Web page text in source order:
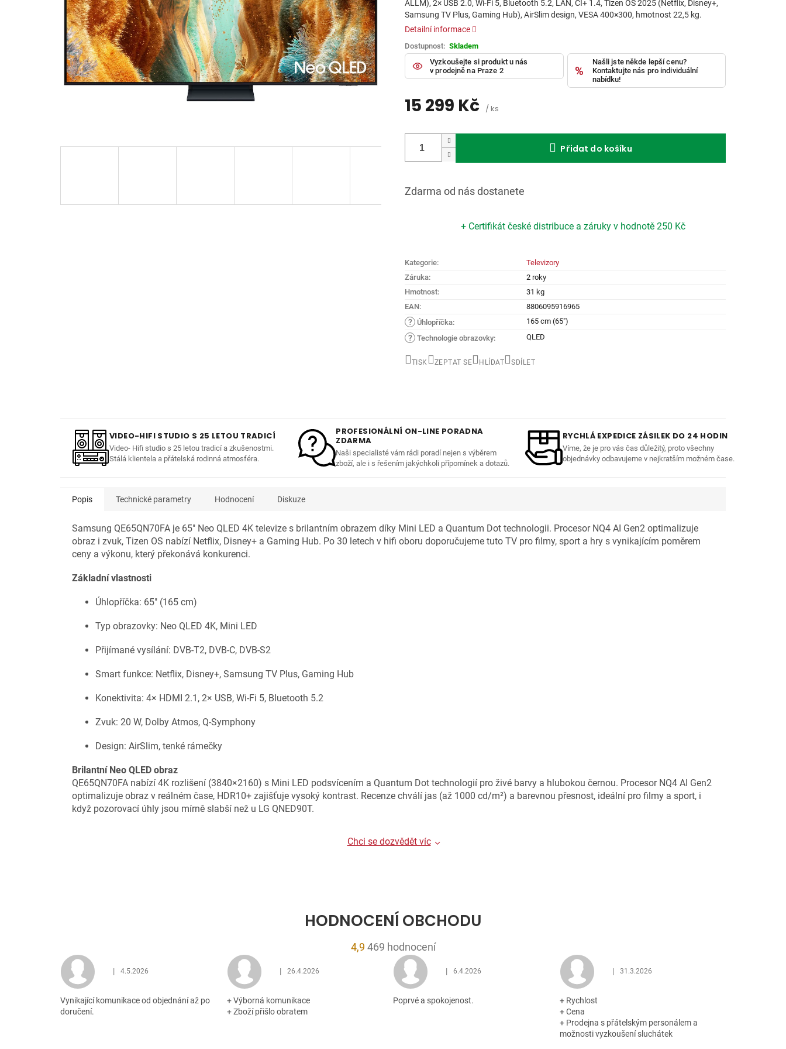
0,0
z
5
Vyzkoušejte si produkt u nás
v prodejně na Praze 2
Našli jste někde lepší cenu?
Kontaktujte nás pro individuální
nabídku!
15 299 Kč / ks
cena:
Skladem
Kategorie:
Televizory
Záruka:
2 roky
Hmotnost:
31 kg
EAN: 8806095916965
? Úhlopříčka: 165 cm (65")
? Technologie obrazovky: QLED
Přidat do košíku
Zdarma od nás dostanete
+ Certifikát české distribuce a záruky v hodnotě 250 Kč
ALLM), 2× USB 2.0, Wi-Fi 5, Bluetooth 5.2, LAN, CI+ 1.4, Tizen OS 2025 (Netflix, Disney+,
Samsung TV Plus, Gaming Hub), AirSlim design, VESA 400×300, hmotnost 22,5 kg.
Detailní informace
TISK ZEPTAT SE HLÍDAT SDÍLET
VIDEO-HIFI STUDIO S 25 LETOU TRADICÍ
Video- Hifi studio s 25 letou tradicí a zkušenostmi.
Stálá klientela a přátelská rodinná atmosféra.
PROFESIONÁLNÍ ON-LINE PORADNA
ZDARMA
Naši specialisté vám rádi poradí nejen s výběrem
zboží, ale i s řešením jakýchkoli přípomínek a dotazů.
RYCHLÁ EXPEDICE ZÁSILEK DO 24 HODIN
Víme, že je pro vás čas důležitý, proto všechny
objednávky odbavujeme v nejkratším možném čase.
Popis Technické parametry Hodnocení Diskuze
Samsung QE65QN70FA je 65" Neo QLED 4K televize s brilantním obrazem díky Mini LED a Quantum Dot technologii. Procesor NQ4 AI Gen2 optimalizuje
obraz i zvuk, Tizen OS nabízí Netflix, Disney+ a Gaming Hub. Po 30 letech v hifi oboru doporučujeme tuto TV pro filmy, sport a hry s vynikajícím poměrem
ceny a výkonu, který překonává konkurenci.
Základní vlastnosti
Úhlopříčka: 65" (165 cm)
Typ obrazovky: Neo QLED 4K, Mini LED
Přijímané vysílání: DVB-T2, DVB-C, DVB-S2
Smart funkce: Netflix, Disney+, Samsung TV Plus, Gaming Hub
Konektivita: 4× HDMI 2.1, 2× USB, Wi-Fi 5, Bluetooth 5.2
Zvuk: 20 W, Dolby Atmos, Q-Symphony
Design: AirSlim, tenké rámečky
Brilantní Neo QLED obraz
QE65QN70FA nabízí 4K rozlišení (3840×2160) s Mini LED podsvícením a Quantum Dot technologií pro živé barvy a hlubokou černou. Procesor NQ4 AI Gen2
optimalizuje obraz v reálném čase, HDR10+ zajišťuje vysoký kontrast. Recenze chválí jas (až 1000 cd/m²) a barevnou přesnost, ideální pro filmy a sport, i
když pozorovací úhly jsou mírně slabší než u LG QNED90T.
Chci se dozvědět víc
HODNOCENÍ OBCHODU
4,9 Průměrné
hodnocení
obchodu
469 hodnocení
Hodnocení obchodu je 5 z 5 hvězdiček.
| 4.5.2026
Vynikající komunikace od objednání až po
doručení.
Hodnocení obchodu je 5 z 5 hvězdiček.
| 26.4.2026
+ Výborná komunikace
+ Zboží přišlo obratem
Hodnocení obchodu je 5 z 5 hvězdiček.
| 6.4.2026
Poprvé a spokojenost.
Hodnocení obchodu je 5 z 5 hvězdiček.
| 31.3.2026
+ Rychlost
+ Cena
+ Prodejna s přátelským personálem a
možnosti vyzkoušení sluchátek